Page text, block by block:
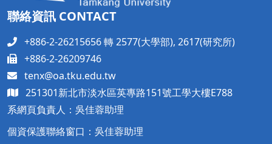
聯絡資訊 CONTACT
+886-2-26215656 轉 2577(大學部), 2617(研究所)
+886-2-26209746
tenx@oa.tku.edu.tw
251301新北市淡水區英專路151號工學大樓E788
系網頁負責人：吳佳蓉助理
個資保護聯絡窗口：吳佳蓉助理